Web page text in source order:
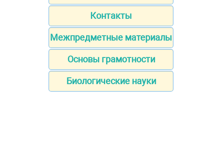
Контакты
Межпредметные материалы
Основы грамотности
Биологические науки